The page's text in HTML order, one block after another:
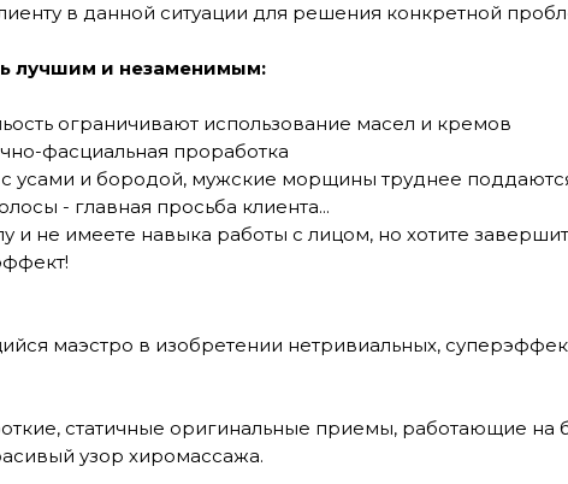
в данной ситуации для решения конкретной
лучшим и незаменимым:
ограничивают использование масел и кремов
фасциальная проработка
усами и бородой, мужские морщины труднее
- главная просьба клиента...
и не имеете навыка работы с лицом, но хотите
маэстро в изобретении нетривиальных,
статичные оригинальные приемы, работающие на
узор хиромассажа.